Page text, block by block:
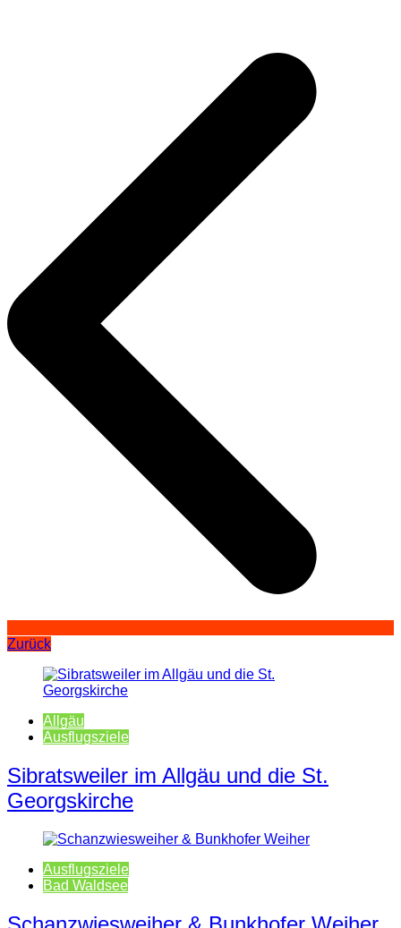
Zurück
Allgäu
Ausflugsziele
Sibratsweiler im Allgäu und die St.
Georgskirche
Ausflugsziele
Bad Waldsee